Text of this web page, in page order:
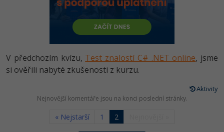
HTML5, CSS3, Bootstrap, SEO
SQL a databáze
Testování a verzování
JavaScript
Python
UML a návrhové vzory
Vývojář mobilních aplikací
Specialista na AI a bigdata
C# Game developer
Webdesigner
Tester
Systémový administrátor
Python -80%
JavaScript -80%
PHP
-80%
Swift -80%
-80%
V předchozím kvízu, Test znalostí C# .NET online, jsme
si ověřili nabyté zkušenosti z kurzu.
Aktivity
Nejnovější komentáře jsou na konci poslední stránky.
« Nejstarší 1 2